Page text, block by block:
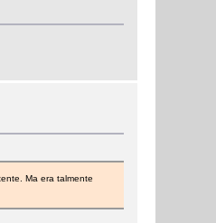
Ma era talmente